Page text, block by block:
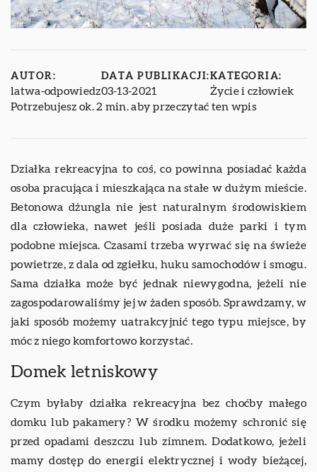
AUTOR:
latwa-odpowiedz
DATA PUBLIKACJI:
03-13-2021
KATEGORIA:
Życie i człowiek
Potrzebujesz ok. 2 min. aby przeczytać ten wpis
Działka rekreacyjna to coś, co powinna posiadać każda
osoba pracująca i mieszkająca na stałe w dużym mieście.
Betonowa dżungla nie jest naturalnym środowiskiem
dla człowieka, nawet jeśli posiada duże parki i tym
podobne miejsca. Czasami trzeba wyrwać się na świeże
powietrze, z dala od zgiełku, huku samochodów i smogu.
Sama działka może być jednak niewygodna, jeżeli nie
zagospodarowaliśmy jej w żaden sposób. Sprawdzamy, w
jaki sposób możemy uatrakcyjnić tego typu miejsce, by
móc z niego komfortowo korzystać.
Domek letniskowy
Czym byłaby działka rekreacyjna bez choćby małego
domku lub pakamery? W środku możemy schronić się
przed opadami deszczu lub zimnem. Dodatkowo, jeżeli
mamy dostęp do energii elektrycznej i wody bieżącej,